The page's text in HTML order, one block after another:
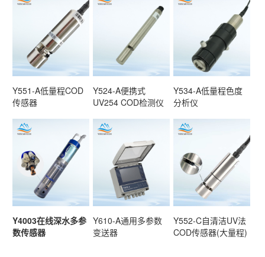
Y551-A低量程COD
传感器
Y524-A便携式
UV254 COD检测仪
Y534-A低量程色度
分析仪
Y4003在线深水多参
数传感器
Y610-A通用多参数
变送器
Y552-C自清洁UV法
COD传感器(大量程)